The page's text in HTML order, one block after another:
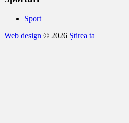
Sport
Web design © 2026 Știrea ta